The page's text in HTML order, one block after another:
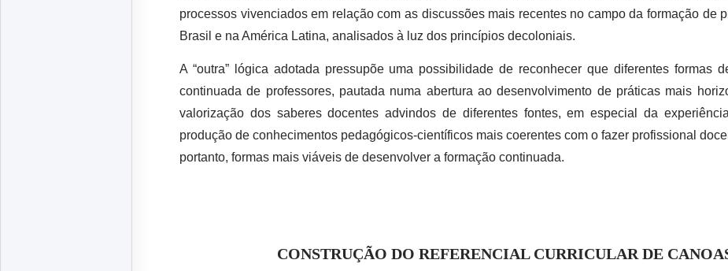
processos vivenciados em relação com as discussões mais recentes no campo da formação de
Brasil e na América Latina, analisados à luz dos princípios decoloniais.
A “outra” lógica adotada pressupõe uma possibilidade de reconhecer que diferentes formas
continuada de professores, pautada numa abertura ao desenvolvimento de práticas mais
valorização dos saberes docentes advindos de diferentes fontes, em especial da
produção de conhecimentos pedagógicos-científicos mais coerentes com o fazer profissional
portanto, formas mais viáveis de desenvolver a formação continuada.
CONSTRUÇÃO DO REFERENCIAL CURRICULAR DE